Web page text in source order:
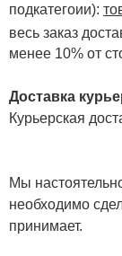
подкатегоии):
весь заказ
менее 10% от
Доставка
Курьерская
Мы
необходимо
принимает.